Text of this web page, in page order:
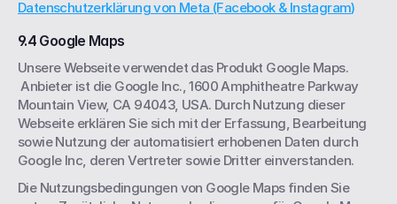
Datenschutzerklärung von Meta (Facebook & Instagram)
9.4 Google Maps
Unsere Webseite verwendet das Produkt Google Maps.
Anbieter ist die Google Inc., 1600 Amphitheatre Parkway
Mountain View, CA 94043, USA. Durch Nutzung dieser
Webseite erklären Sie sich mit der Erfassung, Bearbeitung
sowie Nutzung der automatisiert erhobenen Daten durch
Google Inc, deren Vertreter sowie Dritter einverstanden.
Die Nutzungsbedingungen von Google Maps finden Sie